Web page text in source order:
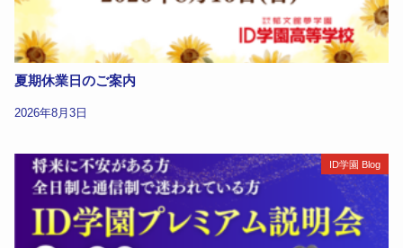
夏期休業日のご案内
2026年8月3日
ID学園 Blog